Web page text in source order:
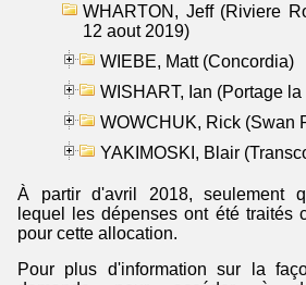
WHARTON, Jeff (Riviere
12 aout 2019)
WIEBE, Matt (Concordia)
WISHART, Ian (Portage
WOWCHUK, Rick (Swan
YAKIMOSKI, Blair
À partir d'avril 2018, seulement
lequel les dépenses ont été traités
pour cette allocation.
Pour plus d'information sur la